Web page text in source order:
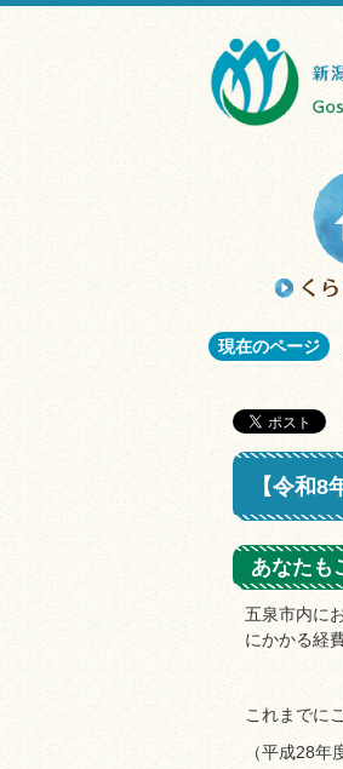
現在のページ
【令和
あなたも
五泉市内に
にかかる経
これまでに
（平成28年